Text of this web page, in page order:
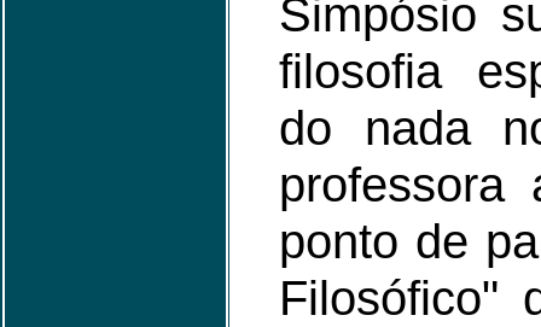
Simpósio
filosofia
do nada
professora
ponto de
Filosófico"